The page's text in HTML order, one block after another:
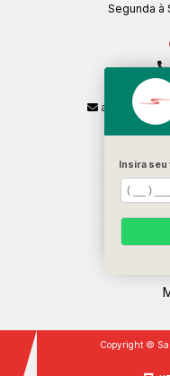
Segunda à
Copyright ©
Insira